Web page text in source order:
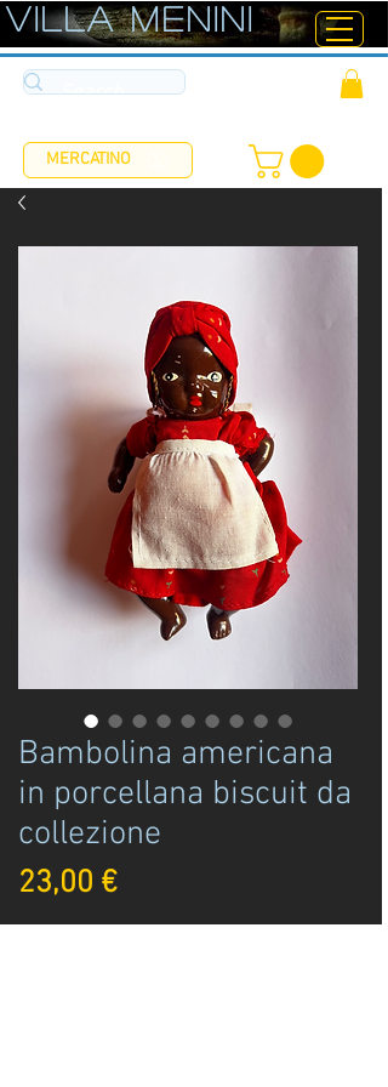
ViLLA MENINI
Bambolina americana
in porcellana biscuit da
collezione
23,00 €Prezzo
MERCATINO